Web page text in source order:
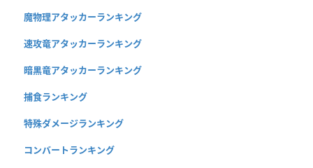
魔物理アタッカーランキング
速攻竜アタッカーランキング
暗黒竜アタッカーランキング
捕食ランキング
特殊ダメージランキング
コンバートランキング